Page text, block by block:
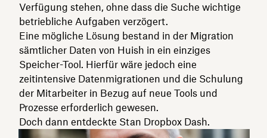
Verfügung stehen, ohne dass die Suche wichtige
betriebliche Aufgaben verzögert.
Eine mögliche Lösung bestand in der Migration
sämtlicher Daten von Huish in ein einziges
Speicher-Tool. Hierfür wäre jedoch eine
zeitintensive Datenmigrationen und die Schulung
der Mitarbeiter in Bezug auf neue Tools und
Prozesse erforderlich gewesen.
Doch dann entdeckte Stan Dropbox Dash.